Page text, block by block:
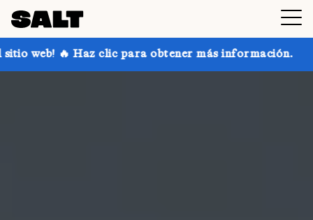
para obtener más información. ¡Consigue hasta